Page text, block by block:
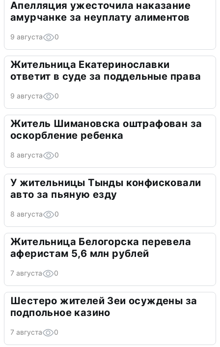
Апелляция ужесточила наказание
амурчанке за неуплату алиментов
9 августа 0
Жительница Екатеринославки
ответит в суде за поддельные права
9 августа 0
Житель Шимановска оштрафован за
оскорбление ребенка
8 августа 0
У жительницы Тынды конфисковали
авто за пьяную езду
8 августа 0
Жительница Белогорска перевела
аферистам 5,6 млн рублей
7 августа 0
Шестеро жителей Зеи осуждены за
подпольное казино
7 августа 0